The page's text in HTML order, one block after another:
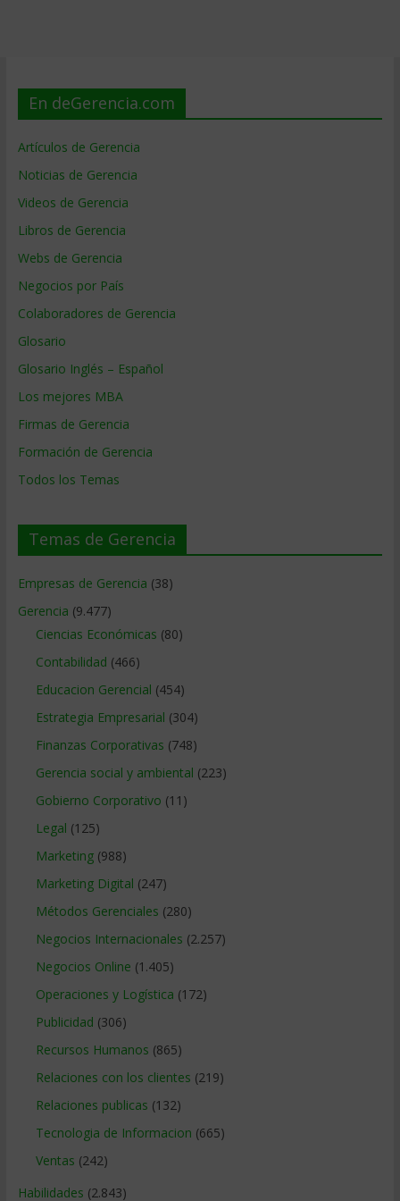
En deGerencia.com
Artículos de Gerencia
Noticias de Gerencia
Videos de Gerencia
Libros de Gerencia
Webs de Gerencia
Negocios por País
Colaboradores de Gerencia
Glosario
Glosario Inglés – Español
Los mejores MBA
Firmas de Gerencia
Formación de Gerencia
Todos los Temas
Temas de Gerencia
Empresas de Gerencia (38)
Gerencia (9.477)
Ciencias Económicas (80)
Contabilidad (466)
Educacion Gerencial (454)
Estrategia Empresarial (304)
Finanzas Corporativas (748)
Gerencia social y ambiental (223)
Gobierno Corporativo (11)
Legal (125)
Marketing(988)
Marketing Digital (247)
Métodos Gerenciales (280)
Negocios Internacionales (2.257)
Negocios Online (1.405)
Operaciones y Logística (172)
Publicidad (306)
Recursos Humanos (865)
Relaciones con los clientes (219)
Relaciones publicas (132)
Tecnologia de Informacion (665)
Ventas (242)
Habilidades (2.843)